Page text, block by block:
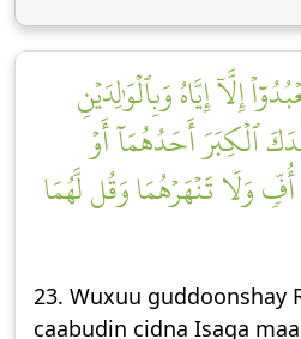
إِلَّآ إِيَّاهُ وَبِٱلۡوَٰلِدَيۡنِ
ٱلۡكِبَرَ أَحَدُهُمَآ أَوۡ
وَلَا تَنۡهَرۡهُمَا وَقُل لَّهُمَا
23. Wuxuu guddoonshay
caabudin cidna Isaga